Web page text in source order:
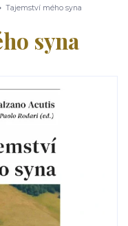
Tajemství mého syna
syna